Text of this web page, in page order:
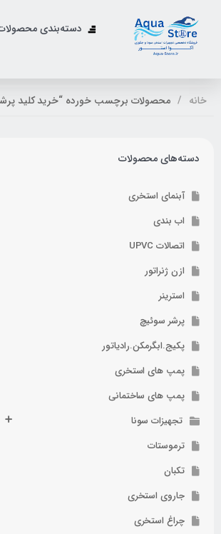
دسته‌بندی
خانه محصولات برچسب خورده “خرید کلید
دسته‌های محصولات
آبنمای استخری
اب بندی
اتصالات UPVC
ازن ژنراتور
استرینر
پرشر سوئیچ
پکیج.ابگرمکن.رادیاتور
پمپ های استخری
پمپ های ساختمانی
تجهیزات سونا
ترموستات
تکبان
جاروی استخری
چراغ استخری